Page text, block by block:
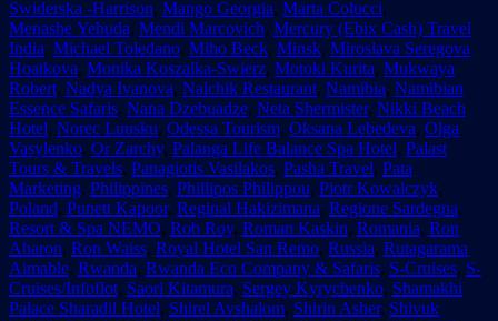
Swiderska -Harrison, Mango Georgia, Marta Colucci,
Menashe Yehuda, Mendi Marcovich, Mercury (Ebix Cash) Travel
India, Michael Toledano, Miho Beck, Minsk, Miroslava Seregova
Hoatkova, Monika Koszalka-Swierz, Motoki Kurita, Mukwaya
Robert, Nadya Ivanova, Nalchik Restaurant, Namibia, Namibian
Essence Safaris, Nana Dzebuadze, Neta Shermister, Nikki Beach
Hotel, Norec Luusku, Odessa Tourism, Oksana Lebedeva, Olga
Vasylenko, Or Zarchy, Palanga Life Balance Spa Hotel, Palast
Tours & Travels, Panagiotis Vasilakos, Pasha Travel, Pata
Marketing, Philippines, Phillipos Philippou, Piotr Kowalczyk,
Poland, Punett Kapoor, Reginal Hakizimana, Regione Sardegna,
Resort & Spa NEMO, Rob Roy, Roman Kaskin, Romania, Ron
Aharon, Ron Waiss, Royal Hotel San Remo, Russia, Rutagarama
Aimable, Rwanda, Rwanda Eco Company & Safaris, S-Cruises, S-
Cruises/Infoflot, Saori Kitamura, Sergey Kyrychenko, Shamakhi
Palace Sharadil Hotel, Shirel Avshalom, Shirin Asher, Shivuk